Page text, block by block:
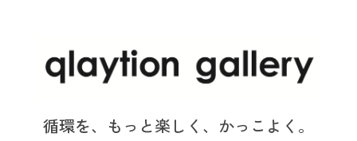
循環を、もっと楽しく、かっこよく。